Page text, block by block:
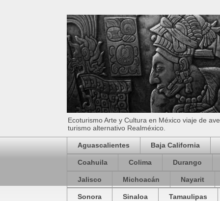
Ecoturismo Arte y Cultura en México viaje de
turismo alternativo Realméxico.
Aguascalientes Baja California
Coahuila Colima Durango
Jalisco Michoacán Nayarit
Sonora Sinaloa Tamaulipas